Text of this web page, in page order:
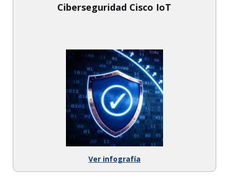
Ciberseguridad Cisco IoT
Ver infografía